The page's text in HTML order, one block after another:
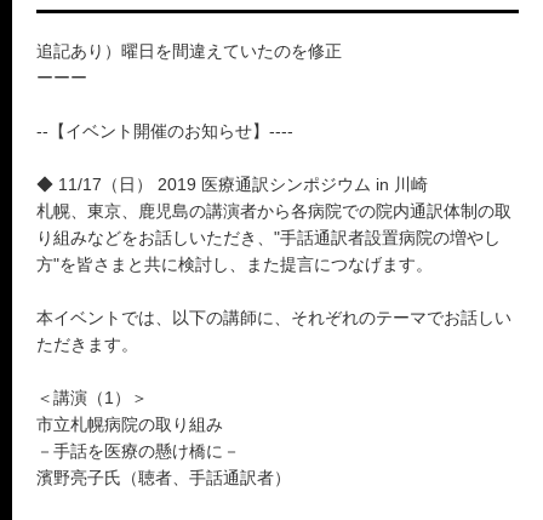
追記あり）曜日を間違えていたのを修正
ーーー
--【イベント開催のお知らせ】----
◆ 11/17（日） 2019 医療通訳シンポジウム in 川崎
札幌、東京、鹿児島の講演者から各病院での院内通訳体制の取
り組みなどをお話しいただき、"手話通訳者設置病院の増やし
方"を皆さまと共に検討し、また提言につなげます。
本イベントでは、以下の講師に、それぞれのテーマでお話しい
ただきます。
＜講演（1）＞
市立札幌病院の取り組み
－手話を医療の懸け橋に－
濱野亮子氏（聴者、手話通訳者）